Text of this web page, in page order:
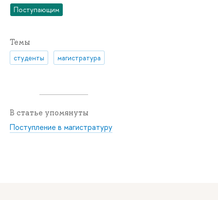
Поступающим
Темы
студенты магистратура
В статье упомянуты
Поступление в магистратуру